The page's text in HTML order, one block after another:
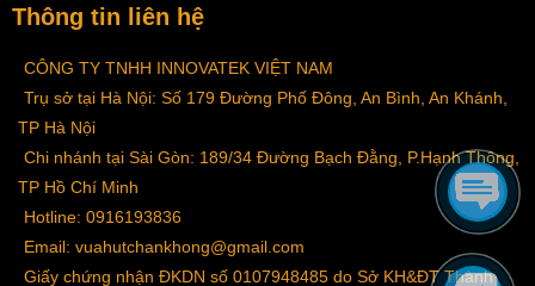
Thông tin liên hệ
CÔNG TY TNHH INNOVATEK VIỆT NAM
Trụ sở tại Hà Nội: Số 179 Đường Phố Đông, An Bình, An Khánh,
TP Hà Nội
Chi nhánh tại Sài Gòn: 189/34 Đường Bạch Đằng, P.Hạnh Thông,
TP Hồ Chí Minh
Hotline: 0916193836
Email: vuahutchankhong@gmail.com
Giấy chứng nhận ĐKDN số 0107948485 do Sở KH&ĐT Thành